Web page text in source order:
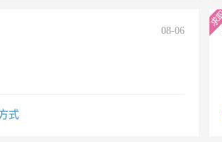
08-06
式